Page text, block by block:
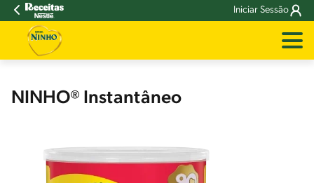
Iniciar Sessão
NINHO® Instantâneo